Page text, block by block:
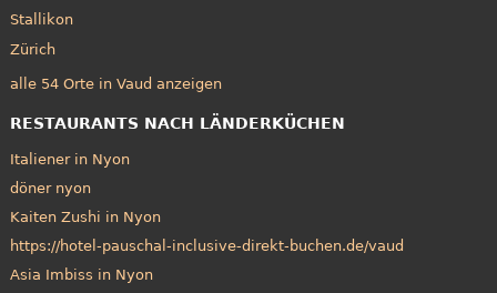
Stallikon
Zürich
alle 54 Orte in Vaud anzeigen
RESTAURANTS NACH LÄNDERKÜCHEN
Italiener in Nyon
döner nyon
Kaiten Zushi in Nyon
https://hotel-pauschal-inclusive-direkt-buchen.de/vaud
Asia Imbiss in Nyon